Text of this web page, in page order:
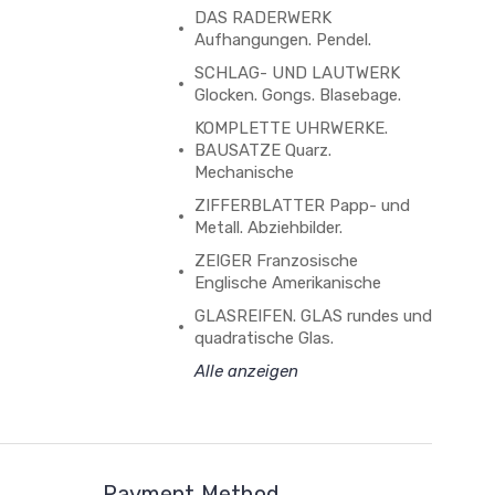
DAS RADERWERK
Aufhangungen. Pendel.
SCHLAG- UND LAUTWERK
Glocken. Gongs. Blasebage.
KOMPLETTE UHRWERKE.
BAUSATZE Quarz.
Mechanische
ZIFFERBLATTER Papp- und
Metall. Abziehbilder.
ZEIGER Franzosische
Englische Amerikanische
GLASREIFEN. GLAS rundes und
quadratische Glas.
Alle anzeigen